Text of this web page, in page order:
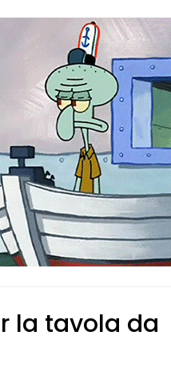
la tavola da